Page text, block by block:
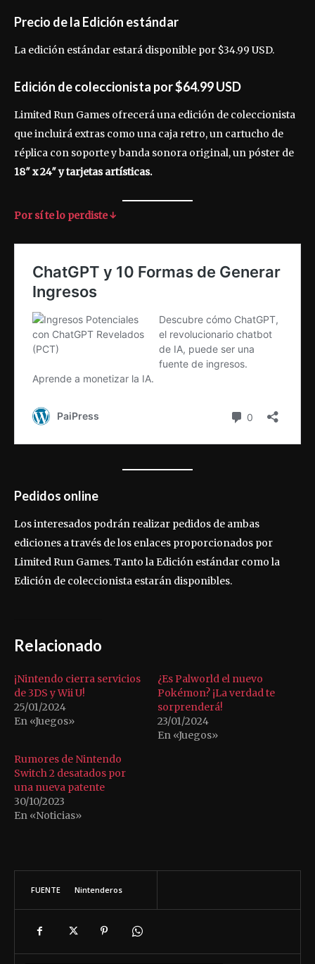
Precio de la Edición estándar
La edición estándar estará disponible por $34.99 USD.
Edición de coleccionista por $64.99 USD
Limited Run Games ofrecerá una edición de coleccionista
que incluirá extras como una caja retro, un cartucho de
réplica con soporte y banda sonora original, un póster de
18″ x 24″ y tarjetas artísticas.
Por sí te lo perdiste ↓
Pedidos online
Los interesados podrán realizar pedidos de ambas
ediciones a través de los enlaces proporcionados por
Limited Run Games. Tanto la Edición estándar como la
Edición de coleccionista estarán disponibles.
Relacionado
¡Nintendo cierra servicios
de 3DS y Wii U!
25/01/2024
En «Juegos»
¿Es Palworld el nuevo
Pokémon? ¡La verdad te
sorprenderá!
23/01/2024
En «Juegos»
Rumores de Nintendo
Switch 2 desatados por
una nueva patente
30/10/2023
En «Noticias»
FUENTE Nintenderos